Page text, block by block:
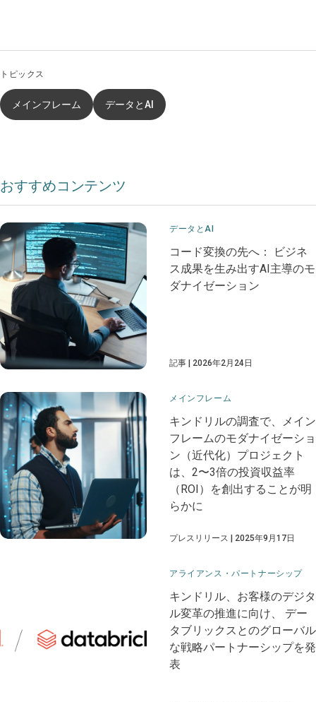
トピックス
メインフレーム データとAI
おすすめコンテンツ
データとAI
コード変換の先へ： ビジネ
ス成果を生み出すAI主導のモ
ダナイゼーション
記事 2026年2月24日
メインフレーム
キンドリルの調査で、メイン
フレームのモダナイゼーショ
ン（近代化）プロジェクト
は、2〜3倍の投資収益率
（ROI）を創出することが明
らかに
プレスリリース 2025年9月17日
アライアンス・パートナーシップ
キンドリル、お客様のデジタ
ル変革の推進に向け、 デー
タブリックスとのグローバル
な戦略パートナーシップを発
表